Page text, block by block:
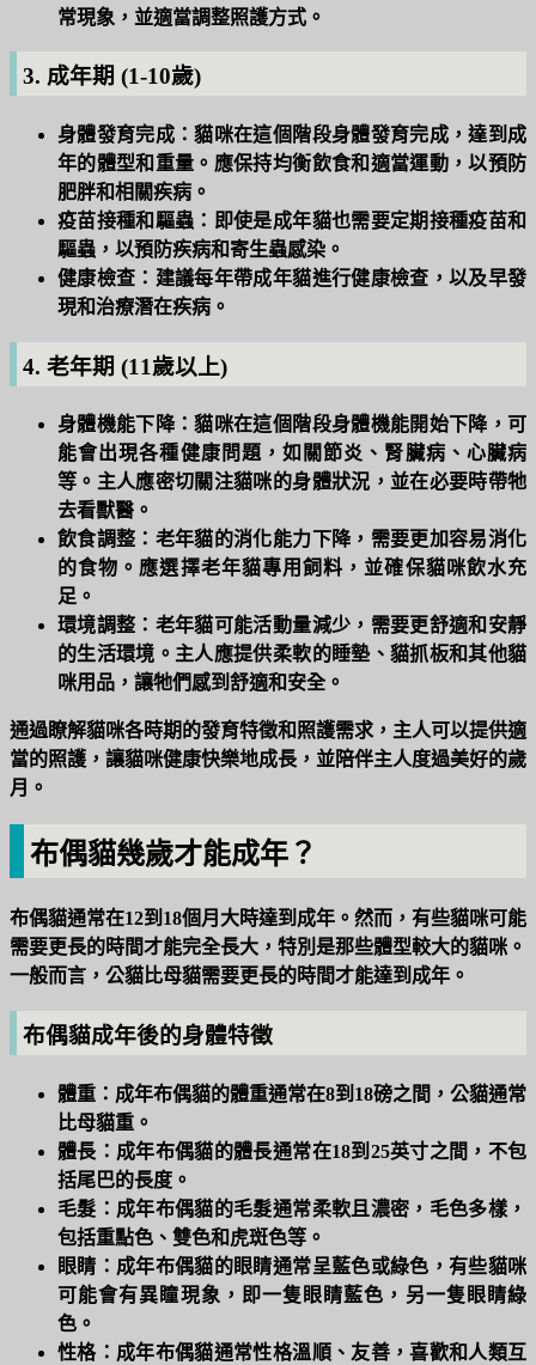
常現象，並適當調整照護方式。
3. 成年期 (1-10歲)
身體發育完成：貓咪在這個階段身體發育完成，達到成
年的體型和重量。應保持均衡飲食和適當運動，以預防
肥胖和相關疾病。
疫苗接種和驅蟲： 即使是成年貓也需要定期接種疫苗和
驅蟲，以預防疾病和寄生蟲感染。
健康檢查： 建議每年帶成年貓進行健康檢查，以及早發
現和治療潛在疾病。
4. 老年期 (11歲以上)
身體機能下降：貓咪在這個階段身體機能開始下降，可
能會出現各種健康問題，如關節炎、腎臟病、心臟病
等。主人應密切關注貓咪的身體狀況，並在必要時帶牠
去看獸醫。
飲食調整： 老年貓的消化能力下降，需要更加容易消化
的食物。應選擇老年貓專用飼料，並確保貓咪飲水充
足。
環境調整： 老年貓可能活動量減少，需要更舒適和安靜
的生活環境。主人應提供柔軟的睡墊、貓抓板和其他貓
咪用品，讓牠們感到舒適和安全。
通過瞭解貓咪各時期的發育特徵和照護需求，主人可以提供適
當的照護，讓貓咪健康快樂地成長，並陪伴主人度過美好的歲
月。
布偶貓幾歲才能成年？
布偶貓通常在12到18個月大時達到成年。然而，有些貓咪可能
需要更長的時間才能完全長大，特別是那些體型較大的貓咪。
一般而言，公貓比母貓需要更長的時間才能達到成年。
布偶貓成年後的身體特徵
體重： 成年布偶貓的體重通常在8到18磅之間，公貓通常
比母貓重。
體長： 成年布偶貓的體長通常在18到25英寸之間，不包
括尾巴的長度。
毛髮： 成年布偶貓的毛髮通常柔軟且濃密，毛色多樣，
包括重點色、雙色和虎斑色等。
眼睛： 成年布偶貓的眼睛通常呈藍色或綠色，有些貓咪
可能會有異瞳現象，即一隻眼睛藍色，另一隻眼睛綠
色。
性格： 成年布偶貓通常性格溫順、友善，喜歡和人類互